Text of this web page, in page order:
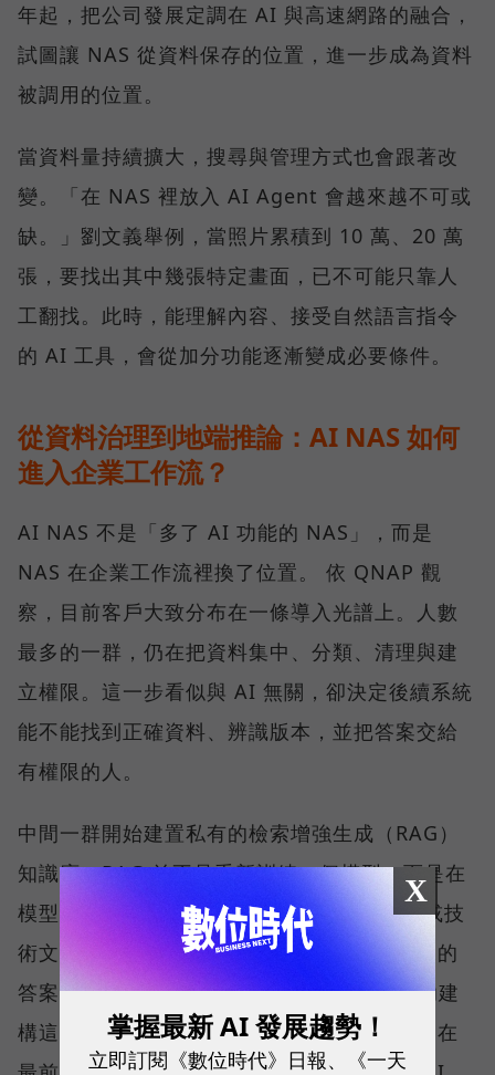
年起，把公司發展定調在 AI 與高速網路的融合，
試圖讓 NAS 從資料保存的位置，進一步成為資料
被調用的位置。
當資料量持續擴大，搜尋與管理方式也會跟著改
變。「在 NAS 裡放入 AI Agent 會越來越不可或
缺。」劉文義舉例，當照片累積到 10 萬、20 萬
張，要找出其中幾張特定畫面，已不可能只靠人
工翻找。此時，能理解內容、接受自然語言指令
的 AI 工具，會從加分功能逐漸變成必要條件。
從資料治理到地端推論：AI NAS 如何
進入企業工作流？
AI NAS 不是「多了 AI 功能的 NAS」，而是
NAS 在企業工作流裡換了位置。 依 QNAP 觀
察，目前客戶大致分布在一條導入光譜上。人數
最多的一群，仍在把資料集中、分類、清理與建
立權限。這一步看似與 AI 無關，卻決定後續系統
能不能找到正確資料、辨識版本，並把答案交給
有權限的人。
中間一群開始建置私有的檢索增強生成（RAG）
知識庫。RAG 並不是重新訓練一個模型，而是在
模型回答前，先從企業的 SOP、合約、法規或技
術文件中取回相關內容，再產生附有來源依據的
答案。QNAP 以 Qsirch 的語意搜尋能力協助建
構這類應用，協助企業建立私有知識庫；而走在
X
掌握最新 AI 發展趨勢！
立即訂閱《數位時代》日報、《一天